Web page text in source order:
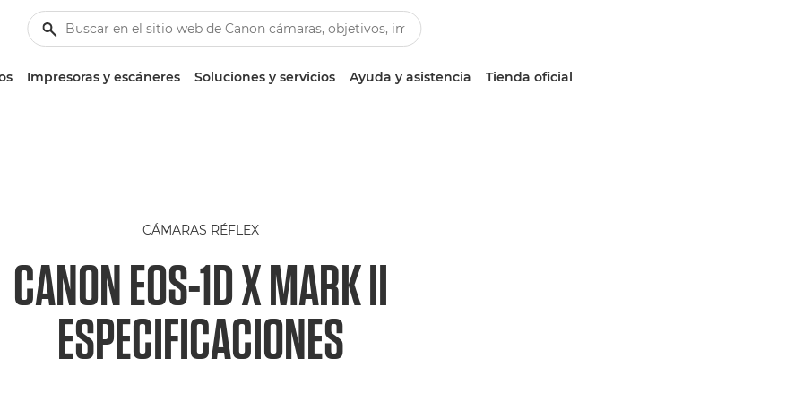
Impresoras y escáneres Soluciones y servicios Ayuda y asistencia Tienda oficial
CÁMARAS RÉFLEX
CANON EOS-1D X MARK II
ESPECIFICACIONES